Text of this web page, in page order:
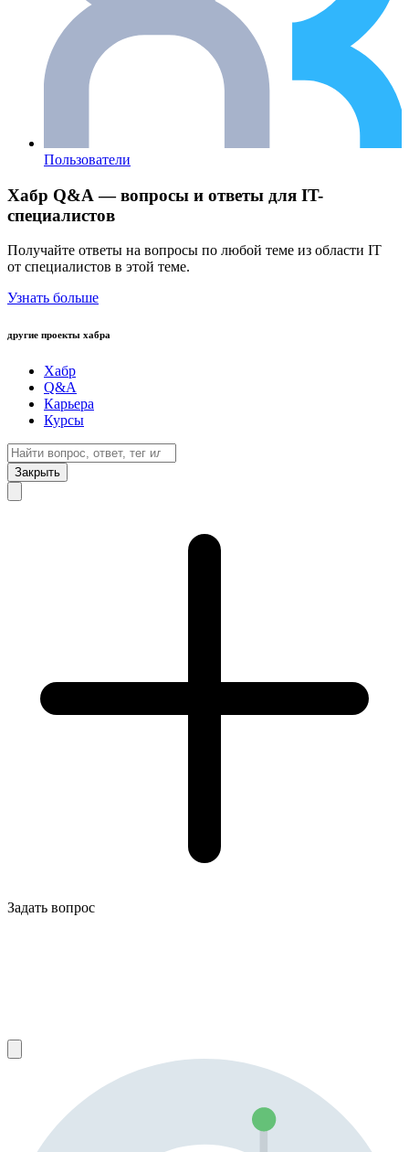
Пользователи
Хабр Q&A — вопросы и ответы для IT-
специалистов
Получайте ответы на вопросы по любой теме из области IT
от специалистов в этой теме.
Узнать больше
другие проекты хабра
Хабр
Q&A
Карьера
Курсы
Закрыть
Задать вопрос